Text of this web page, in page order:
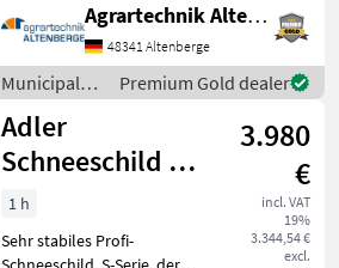
Arbeitsbreite: 240cm -
Dreipunktanschluss S 800 -
Hydraulische
Seitenverschwenkung S-
Serie - Dr
Agrartechnik Altenberge GmbH
48341 Altenberge
Municipal
equipment /
Adler
Premium Gold dealer
Adler
Schneeschild SK
1800
3.980
€
incl. VAT
19%
3.344,54 €
excl.
1 h
Sehr stabiles Profi-